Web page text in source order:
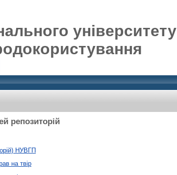
університету
репозиторій
НУВГП
на твір